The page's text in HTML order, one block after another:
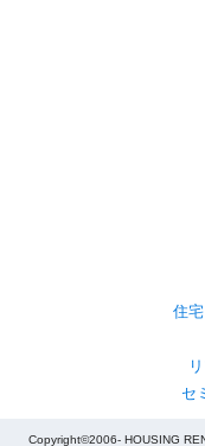
住
セ
Copyright©2006- HOUSING